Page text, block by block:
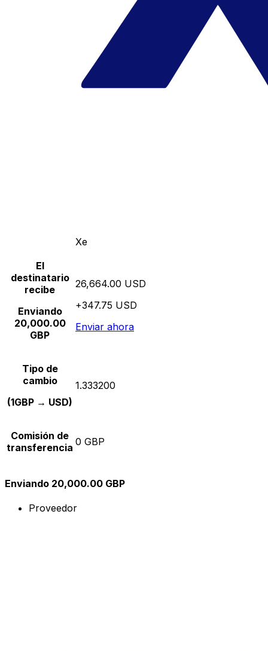
Xe
El
destinatario
recibe
Enviando
20,000.00
GBP
26,664.00 USD
+347.75 USD
Enviar ahora
Tipo de
cambio
(1GBP → USD)
1.333200
Comisión de
transferencia 0 GBP
Enviando 20,000.00 GBP
Proveedor